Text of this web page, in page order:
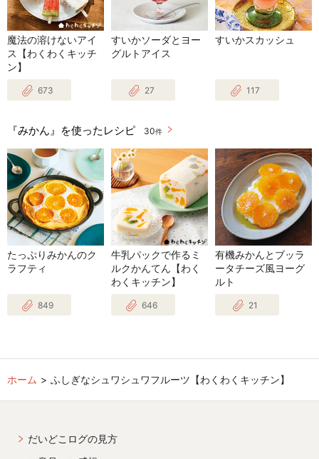
魔法の溶けないアイ
ス【わくわくキッチ
ン】
673
すいかソーダとヨー
グルトアイス
27
すいかスカッシュ
117
『みかん』を使ったレシピ 30件
たっぷりみかんのク
ラフティ
849
牛乳パックで作るミ
ルクかんてん【わく
わくキッチン】
646
有機みかんとブッラ
ータチーズ風ヨーグ
ルト
21
ホーム ふしぎなシュワシュワフルーツ【わくわくキッチン】
だいどこログの見方